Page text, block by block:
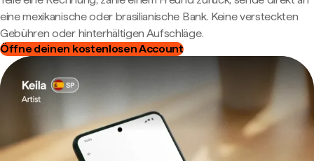
eine mexikanische oder brasilianische Bank. Keine versteckten
Gebühren oder hinterhältigen Aufschläge.
Öffne deinen kostenlosen Account